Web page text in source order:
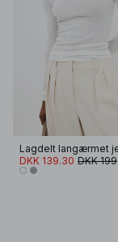
DKK 139.30 DKK 199